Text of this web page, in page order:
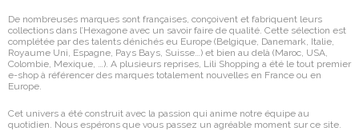
De nombreuses marques sont françaises, conçoivent et fabriquent leurs
collections dans l’Hexagone avec un savoir faire de qualité. Cette sélection est
complétée par des talents dénichés eu Europe (Belgique, Danemark, Italie,
Royaume Uni, Espagne, Pays Bays, Suisse…) et bien au delà (Maroc, USA,
Colombie, Mexique, …). A plusieurs reprises, Lili Shopping a été le tout premier
e-shop à référencer des marques totalement nouvelles en France ou en
Europe.
Cet univers a été construit avec la passion qui anime notre équipe au
quotidien. Nous espérons que vous passez un agréable moment sur ce site.